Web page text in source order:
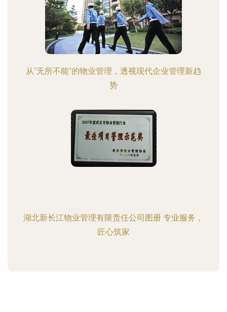
从“无所不能”的物业管理，透视现代企业管理新趋
势
湖北新长江物业管理有限责任公司图册 专业服务，
匠心筑家